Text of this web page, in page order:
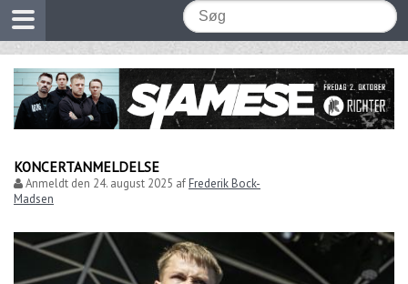
KONCERTANMELDELSE
Anmeldt den 24. august 2025 afFrederik Bock-
Madsen